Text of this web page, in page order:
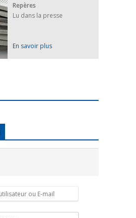
Repères
Lu dans la presse
En savoir plus